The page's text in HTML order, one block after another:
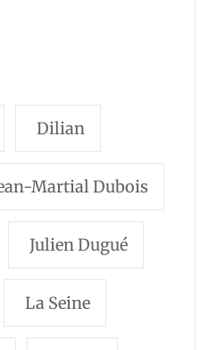
Dilian
Martial Dubois
Julien Dugué
La Seine